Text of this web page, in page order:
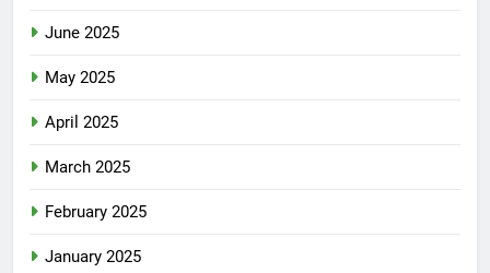
June 2025
May 2025
April 2025
March 2025
February 2025
January 2025